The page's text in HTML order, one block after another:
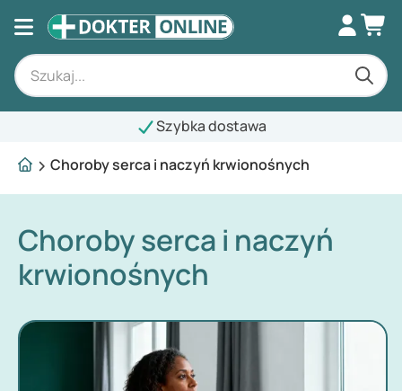
Szybka dostawa
Choroby serca i naczyń krwionośnych
Choroby serca i naczyń
krwionośnych